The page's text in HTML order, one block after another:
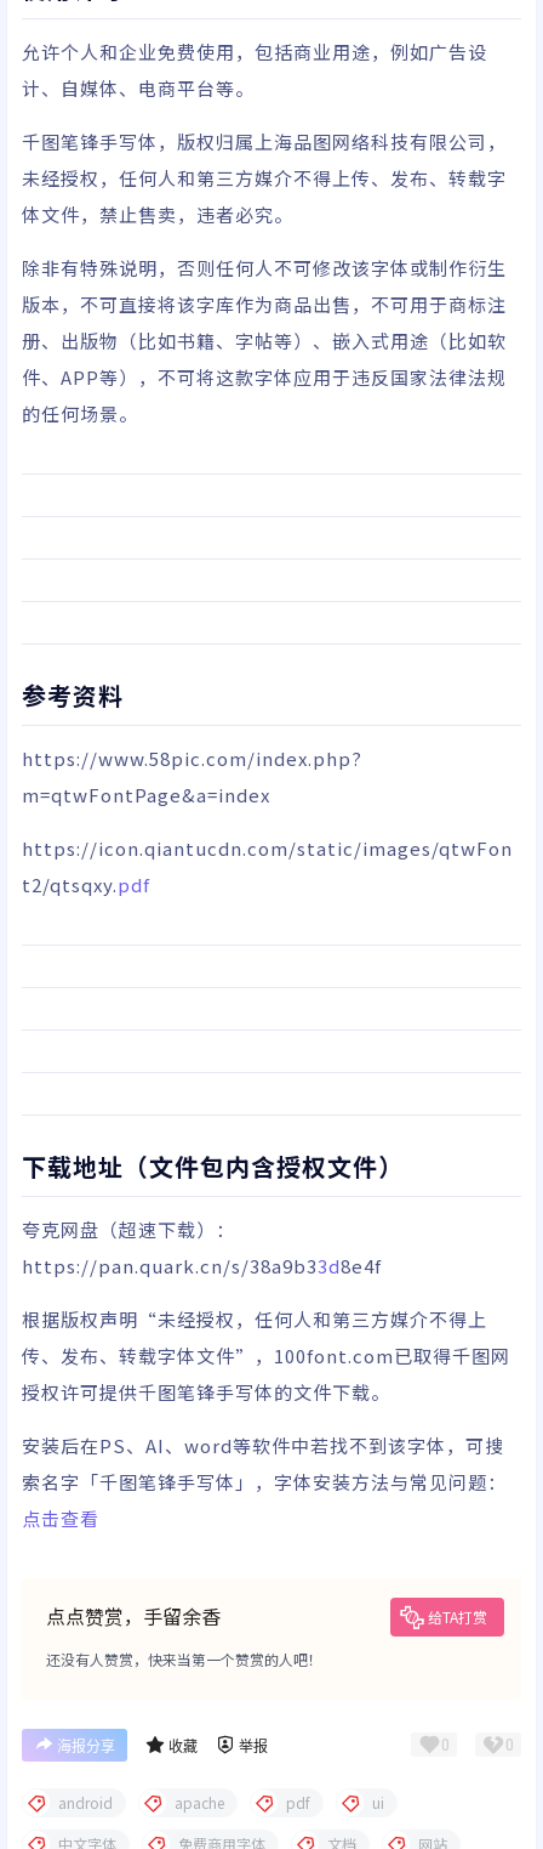
允许个人和企业免费使用，包括商业用途，例如广告设
计、自媒体、电商平台等。
千图笔锋手写体，版权归属上海品图网络科技有限公司，
未经授权，任何人和第三方媒介不得上传、发布、转载字
体文件，禁止售卖，违者必究。
除非有特殊说明，否则任何人不可修改该字体或制作衍生
版本，不可直接将该字库作为商品出售，不可用于商标注
册、出版物（比如书籍、字帖等）、嵌入式用途（比如软
件、APP等），不可将这款字体应用于违反国家法律法规
的任何场景。
参考资料
https://www.58pic.com/index.php?
m=qtwFontPage&a=index
https://icon.qiantucdn.com/static/images/qtwFon
t2/qtsqxy.pdf
下载地址（文件包内含授权文件）
夸克网盘 （超速下载）
：
https://pan.quark.cn/s/38a9b33d8e4f
根据版权声明“未经授权，任何人和第三方媒介不得上
传、发布、转载字体文件”，100font.com已取得千图网
授权许可提供千图笔锋手写体的文件下载。
安装后在PS、AI、word等软件中若找不到该字体，可搜
索名字「千图笔锋手写体」，字体安装方法与常见问题：
点击查看
点点赞赏，手留余香 给TA打赏
还没有人赞赏，快来当第一个赞赏的人吧！
海报分享 收藏 举报 0 0
android apache pdf
ui
中文字体
免费商用字体 文档
网站